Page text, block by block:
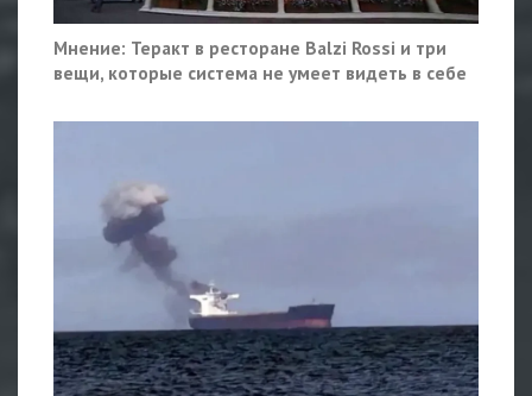
Мнение: Теракт в ресторане Balzi Rossi и три
вещи, которые система не умеет видеть в себе